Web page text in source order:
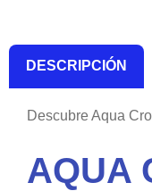
DESCRIPCIÓN
Descubre Aqua
AQUA